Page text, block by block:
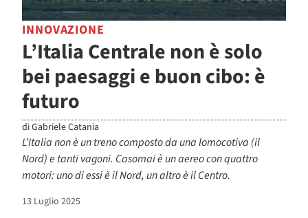
INNOVAZIONE
L’Italia Centrale non è solo
bei paesaggi e buon cibo: è
futuro
diGabriele Catania
L’Italia non è un treno composto da una lomocotiva (il
Nord) e tanti vagoni. Casomai è un aereo con quattro
motori: uno di essi è il Nord, un altro è il Centro.
13 Luglio 2025